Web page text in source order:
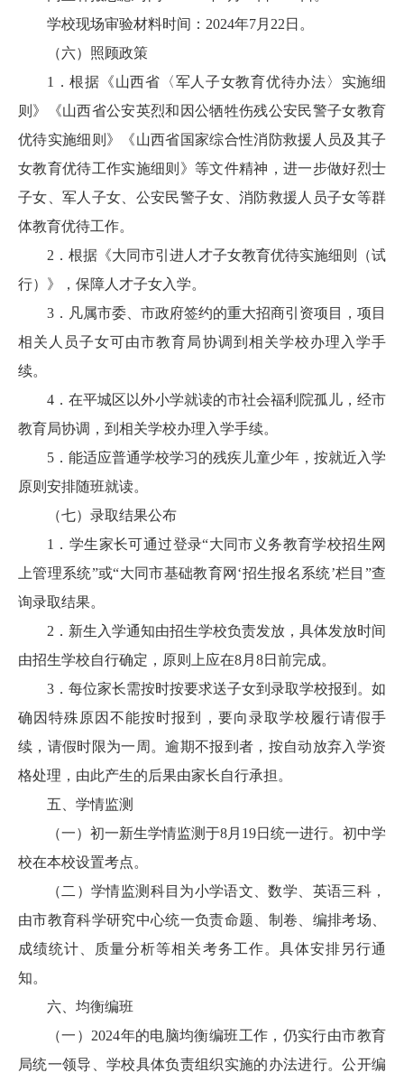
学校现场审验材料时间：2024年7月22日。
（六）照顾政策
1．根据《山西省〈军人子女教育优待办法〉实施细
则》《山西省公安英烈和因公牺牲伤残公安民警子女教育
优待实施细则》《山西省国家综合性消防救援人员及其子
女教育优待工作实施细则》等文件精神，进一步做好烈士
子女、军人子女、公安民警子女、消防救援人员子女等群
体教育优待工作。
2．根据《大同市引进人才子女教育优待实施细则（试
行）》，保障人才子女入学。
3．凡属市委、市政府签约的重大招商引资项目，项目
相关人员子女可由市教育局协调到相关学校办理入学手
续。
4．在平城区以外小学就读的市社会福利院孤儿，经市
教育局协调，到相关学校办理入学手续。
5．能适应普通学校学习的残疾儿童少年，按就近入学
原则安排随班就读。
（七）录取结果公布
1．学生家长可通过登录“大同市义务教育学校招生网
上管理系统”或“大同市基础教育网‘招生报名系统’栏目”查
询录取结果。
2．新生入学通知由招生学校负责发放，具体发放时间
由招生学校自行确定，原则上应在8月8日前完成。
3．每位家长需按时按要求送子女到录取学校报到。如
确因特殊原因不能按时报到，要向录取学校履行请假手
续，请假时限为一周。逾期不报到者，按自动放弃入学资
格处理，由此产生的后果由家长自行承担。
五、学情监测
（一）初一新生学情监测于8月19日统一进行。初中学
校在本校设置考点。
（二）学情监测科目为小学语文、数学、英语三科，
由市教育科学研究中心统一负责命题、制卷、编排考场、
成绩统计、质量分析等相关考务工作。具体安排另行通
知。
六、均衡编班
（一）2024年的电脑均衡编班工作，仍实行由市教育
局统一领导、学校具体负责组织实施的办法进行。公开编